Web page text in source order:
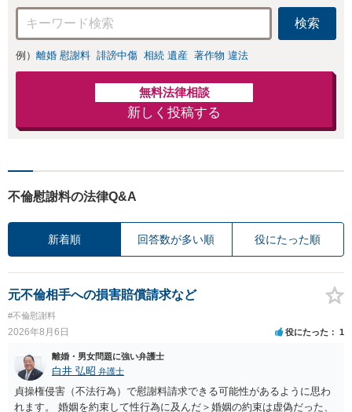
ご相談を。
検索
例） 離婚 慰謝料 誹謗中傷 相続 遺産 著作物 違法
無料法律相談
新しく投稿する
不倫慰謝料の法律Q&A
新着順 回答数が多い順 役にたった順
元不倫相手への損害賠償請求など
#不倫慰謝料
2026年8月6日 役にたった 1
離婚・男女問題に強い弁護士
白井 弘昭 弁護士
貞操権侵害（不法行為）で慰謝料請求できる可能性があるように思わ
れます。 婚姻を約束して性行為に及んだ＞婚姻の約束は虚偽だった、